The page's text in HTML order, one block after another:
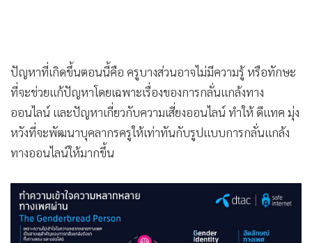
ปัญหาที่เกิดขึ้นตอนนี้คือ ครูบางส่วนอาจไม่มีความรู้ หรือทักษะ
ที่จะช่วยแก้ปัญหาโดยเฉพาะเรื่องของการกลั่นแกล้งทาง
ออนไลน์ และปัญหาเกี่ยวกับความเสี่ยงออนไลน์ ทำให้ ดีแทค มุ่ง
หวังที่จะพัฒนาบุคลากรครูให้เท่าทันกับรูปแบบการกลั่นแกล้ง
ทางออนไลน์ให้มากขึ้น